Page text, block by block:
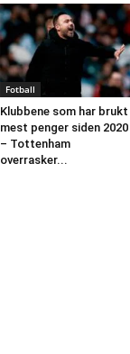
Fotball
Klubbene som har brukt
mest penger siden 2020
– Tottenham
overrasker...